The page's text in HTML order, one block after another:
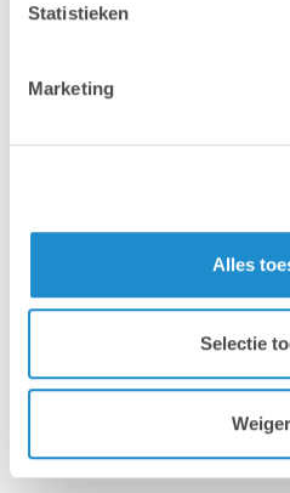
Statistieken
Marketing
Alles
Selectie
Pourquoi Lab9
Il y a plus de 30 ans, nous
notre expertise bien au-delà
la réutilisation de nos savoirs
appris de nos partenaires.